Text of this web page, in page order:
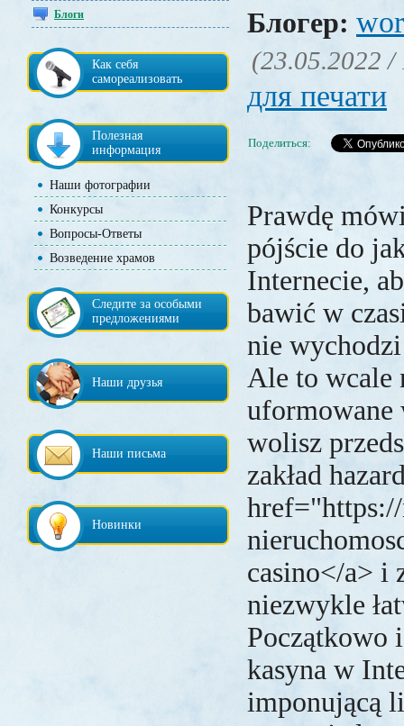
Блоги
Как себя
самореализовать
Полезная
информация
Наши фотографии
Конкурсы
Вопросы-Ответы
Возведение храмов
Следите за особыми
предложениями
Наши друзья
Наши письма
Новинки
Блогер:
(23.05.2022 /
для печати
Поделиться:
Prawdę
pójście do
Internecie,
bawić w
nie
Ale to wcale
uformowane
wolisz
zakład
casino</a> i
niezwykle
Początkowo
kasyna w
imponującą